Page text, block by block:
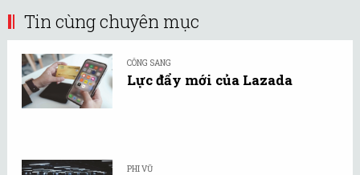
Tin cùng chuyên mục
CÔNG SANG
Lực đẩy mới của Lazada
PHI VŨ